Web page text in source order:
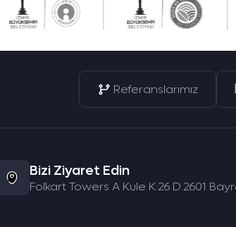
Referanslarımız
Bizi Ziyaret Edin
Folkart Towers A Kule K:26 D:2601